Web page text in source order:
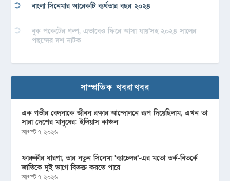
বাংলা সিনেমার আরেকটি ব্যর্থতার বছর ২০২৪
বুক পকেটের গল্প, এভাবেও ফিরে আসা যায়’সহ ২০২৪ সালের
পছন্দের দশ নাটক
সাম্প্রতিক খবরাখবর
এক গভীর বেদনাকে জীবন রক্ষার আন্দোলনে রূপ দিয়েছিলাম, এখন তা
সারা দেশের মানুষের: ইলিয়াস কাঞ্চন
আগস্ট ৭, ২০২৬
ফারুকীর ধারণা, তার নতুন সিনেমা ‘ব্যাচেলর’-এর মতো তর্ক-বিতর্কে
জাতিকে দুই ভাগে বিভক্ত করতে পারে
আগস্ট ৭, ২০২৬